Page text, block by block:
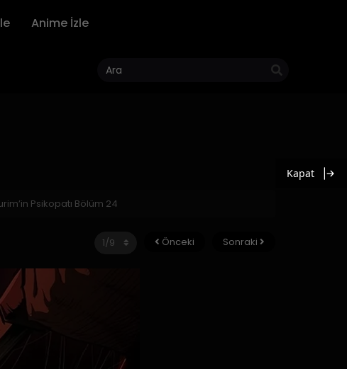
Anime İzle
Psikopatı Bölüm 24
Önceki Sonraki
Kapat